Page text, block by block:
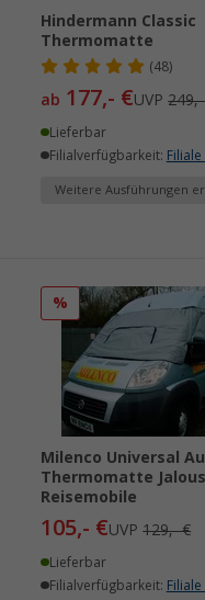
Hindermann Classic
Thermomatte
(48)
ab 177,- €UVP
Lieferbar
Filialverfügbarkeit:
Weitere Ausführungen
%
Milenco Universal
Thermomatte
Reisemobile
105,- €UVP129,- €
Lieferbar
Filialverfügbarkeit: